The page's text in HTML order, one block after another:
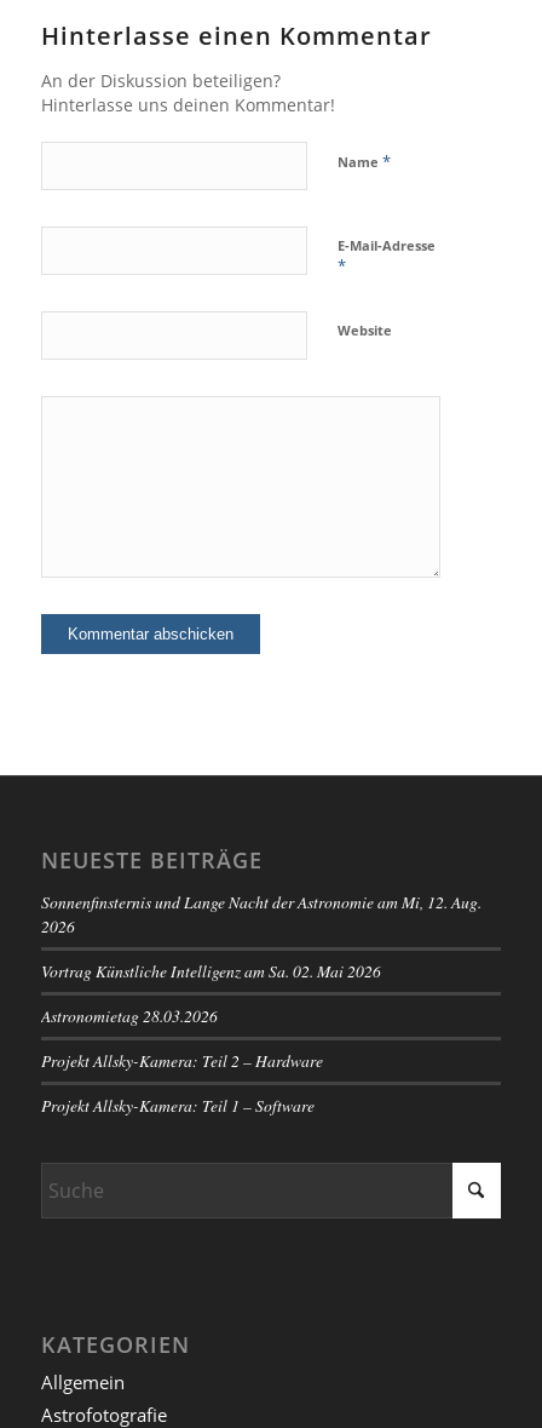
Hinterlasse einen Kommentar
An der Diskussion beteiligen?
Hinterlasse uns deinen Kommentar!
Name *
E-Mail-Adresse
*
Website
NEUESTE BEITRÄGE
Sonnenfinsternis und Lange Nacht der Astronomie am Mi, 12. Aug.
2026
Vortrag Künstliche Intelligenz am Sa. 02. Mai 2026
Astronomietag 28.03.2026
Projekt Allsky-Kamera: Teil 2 – Hardware
Projekt Allsky-Kamera: Teil 1 – Software
KATEGORIEN
Allgemein
Astrofotografie